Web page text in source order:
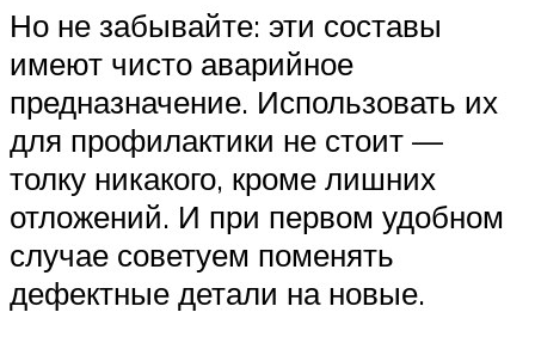
Но не забывайте: эти составы
имеют чисто аварийное
предназначение. Использовать их
для профилактики не стоит —
толку никакого, кроме лишних
отложений. И при первом удобном
случае советуем поменять
дефектные детали на новые.